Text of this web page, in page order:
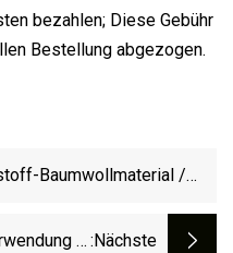
bezahlen; Diese Gebühr
Bestellung abgezogen.
Baumwollmaterial /
In :nächste